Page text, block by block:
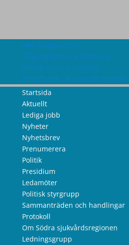
Om webbplatsen
Tillgänglighetsredogörelse
Information om cookies
Information om personuppgifter
Startsida
Aktuellt
Lediga jobb
Nyheter
Nyhetsbrev
Prenumerera
Politik
Presidium
Ledamöter
Politisk styrgrupp
Sammanträden och handlingar
Protokoll
Om Södra sjukvårdsregionen
Ledningsgrupp